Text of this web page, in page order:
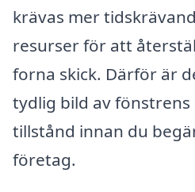
krävas mer
resurser för att
forna skick. Därför är
tydlig bild av
tillstånd innan du
företag.